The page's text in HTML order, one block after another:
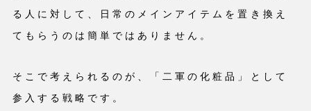
る人に対して、日常のメインアイテムを置き換え
てもらうのは簡単ではありません。
そこで考えられるのが、「二軍の化粧品」として
参入する戦略です。